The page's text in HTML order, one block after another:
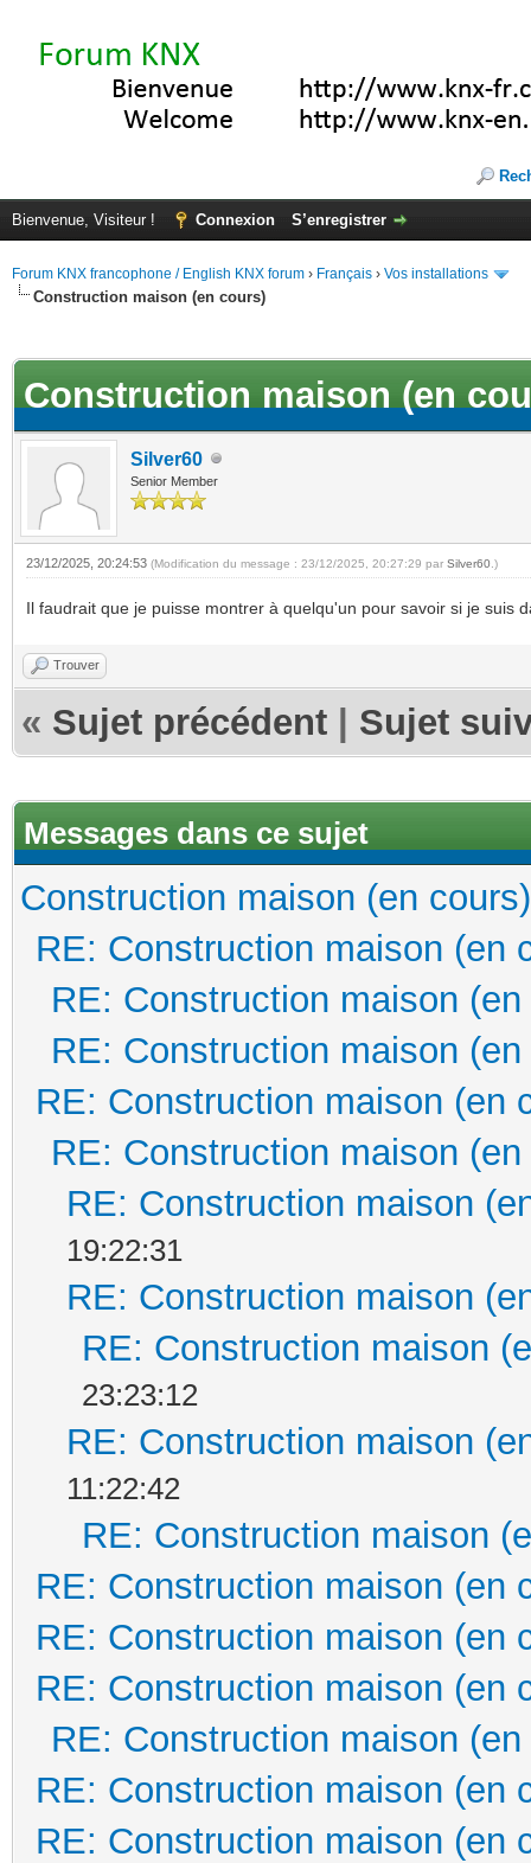
Bienvenue, Visiteur ! Connexion S’enregistrer
Forum KNX francophone / English KNX forum › Français › Vos installations
Construction maison (en cours)
Construction maison (en
Silver60
Senior Member
23/12/2025, 20:24:53 (Modification du message : 23/12/2025, 20:27:29 par Silver60 .)
Il faudrait que je puisse montrer à quelqu'un pour savoir si je suis
Trouver
« Sujet précédent Sujet
Messages dans ce sujet
Construction maison (en cours)
RE: Construction maison (en
RE: Construction maison
RE: Construction maison
RE: Construction maison (en
RE: Construction maison
RE: Construction maison
19:22:31
RE: Construction maison
RE: Construction maison
23:23:12
RE: Construction maison
11:22:42
RE: Construction maison
RE: Construction maison (en
RE: Construction maison (en
RE: Construction maison (en
RE: Construction maison
RE: Construction maison (en
RE: Construction maison (en